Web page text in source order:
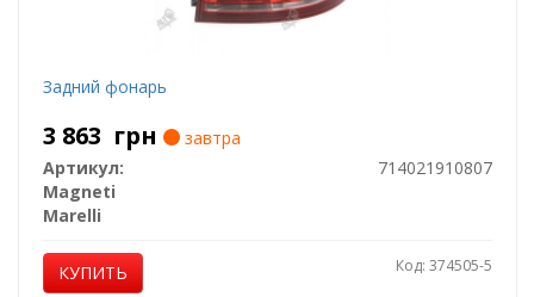
Задний фонарь
3 863 грн
завтра
Артикул:
714021910807
Magneti
Marelli
КУПИТЬ Код: 374505-5